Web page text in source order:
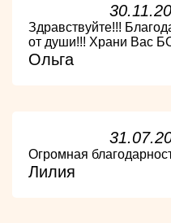
Здравствуйте!!!
от души!!! Храни Вас
Ольга
Огромная
Лилия